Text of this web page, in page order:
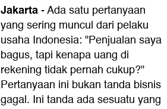
Jakarta-Ada satu pertanyaan
yang sering muncul dari pelaku
usaha Indonesia: "Penjualan saya
bagus, tapi kenapa uang di
rekening tidak pernah cukup?"
Pertanyaan ini bukan tanda bisnis
gagal. Ini tanda ada sesuatu yang